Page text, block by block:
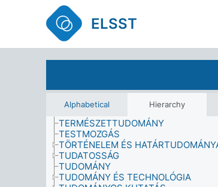
ELSST
Alphabetical Hierarchy
TANÁRI SZAKMA
TANULMÁNYOK BEFEJEZÉSE
TÁRSADALMI PROBLÉMA
TÁRSADALMI RENDSZER
TÁRSADALMI STRUKTÚRA
TÁRSADALMI-GAZDASÁGI MUTATÓ
TELEPHELY
TELEPÜLÉS
TERMÉK
TERMÉSZETTUDOMÁNY
TESTMOZGÁS
TÖRTÉNELEM ÉS
TUDATOSSÁG
TUDOMÁNY
TUDOMÁNY ÉS TECHNOLÓGIA